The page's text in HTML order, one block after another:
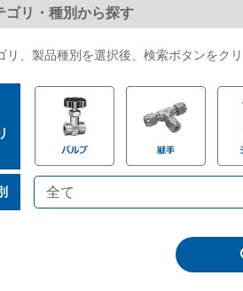
ード
ゴリ・種別から探す
リ、製品種別を選択後、検索ボタンをクリ